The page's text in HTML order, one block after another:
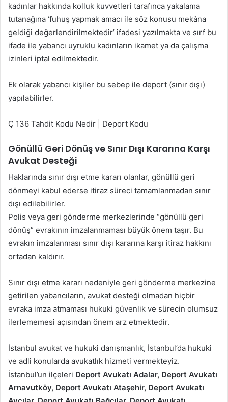
kadınlar hakkında kolluk kuvvetleri tarafınca yakalama
tutanağına ‘fuhuş yapmak amacı ile söz konusu mekâna
geldiği değerlendirilmektedir’ ifadesi yazılmakta ve sırf bu
ifade ile yabancı uyruklu kadınların ikamet ya da çalışma
izinleri iptal edilmektedir.
Ek olarak yabancı kişiler bu sebep ile deport (sınır dışı)
yapılabilirler.
Ç 136 Tahdit Kodu Nedir | Deport Kodu
Gönüllü Geri Dönüş ve Sınır Dışı Kararına Karşı
Avukat Desteği
Haklarında sınır dışı etme kararı olanlar, gönüllü geri
dönmeyi kabul ederse itiraz süreci tamamlanmadan sınır
dışı edilebilirler.
Polis veya geri gönderme merkezlerinde “gönüllü geri
dönüş” evrakının imzalanmaması büyük önem taşır. Bu
evrakın imzalanması sınır dışı kararına karşı itiraz hakkını
ortadan kaldırır.
Sınır dışı etme kararı nedeniyle geri gönderme merkezine
getirilen yabancıların, avukat desteği olmadan hiçbir
evraka imza atmaması hukuki güvenlik ve sürecin olumsuz
ilerlememesi açısından önem arz etmektedir.
İstanbul avukat ve hukuki danışmanlık, İstanbul’da hukuki
ve adli konularda avukatlık hizmeti vermekteyiz.
İstanbul’un ilçeleri Deport Avukatı Adalar, Deport Avukatı
Arnavutköy, Deport Avukatı Ataşehir, Deport Avukatı